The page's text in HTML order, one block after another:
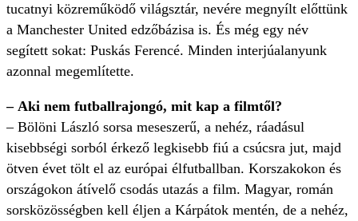
tucatnyi közreműködő világsztár, nevére megnyílt előttünk
a Manchester United edzőbázisa is. És még egy név
segített sokat: Puskás Ferencé. Minden interjúalanyunk
azonnal megemlítette.
– Aki nem futballrajongó, mit kap a filmtől?
– Bölöni László sorsa meseszerű, a nehéz, ráadásul
kisebbségi sorból érkező legkisebb fiú a csúcsra jut, majd
ötven évet tölt el az európai élfutballban. Korszakokon és
országokon átívelő csodás utazás a film. Magyar, román
sorsközösségben kell éljen a Kárpátok mentén, de a nehéz,